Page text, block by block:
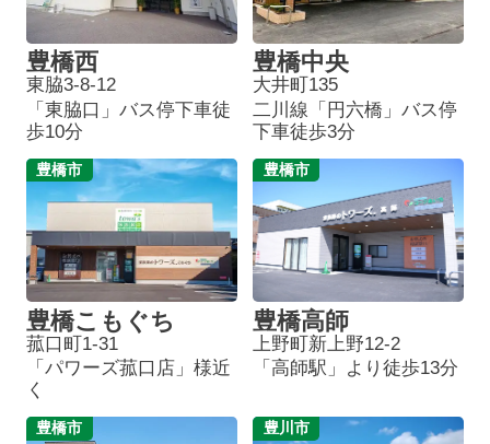
豊橋西
東脇3-8-12
「東脇口」バス停下車徒
歩10分
豊橋中央
大井町135
二川線「円六橋」バス停
下車徒歩3分
豊橋市
豊橋こもぐち
菰口町1-31
「パワーズ菰口店」様近
く
豊橋市
豊橋高師
上野町新上野12-2
「高師駅」より徒歩13分
豊橋市 豊川市